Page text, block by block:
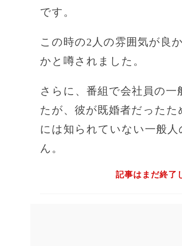
です。
この時の2人の雰囲気が良
かと噂されました。
さらに、番組で会社員の
たが、彼が既婚者だった
には知られていない一般
ん。
記事はまだ終了